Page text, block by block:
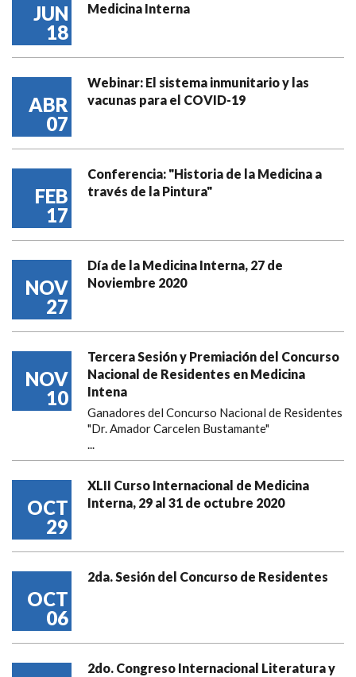
JUN
18
Medicina Interna
ABR
07
Webinar: El sistema inmunitario y las
vacunas para el COVID-19
FEB
17
Conferencia: "Historia de la Medicina a
través de la Pintura"
NOV
27
Día de la Medicina Interna, 27 de
Noviembre 2020
NOV
10
Tercera Sesión y Premiación del Concurso
Nacional de Residentes en Medicina
Intena
Ganadores del Concurso Nacional de Residentes
"Dr. Amador Carcelen Bustamante"
...
OCT
29
XLII Curso Internacional de Medicina
Interna, 29 al 31 de octubre 2020
OCT
06
2da. Sesión del Concurso de Residentes
2do. Congreso Internacional Literatura y